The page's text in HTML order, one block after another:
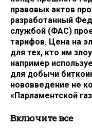
правовых актов
разработанный
службой (ФАС)
тарифов. Цена на
для тех, кто им
например
для добычи
нововведение не
«Парламентской
Включите все